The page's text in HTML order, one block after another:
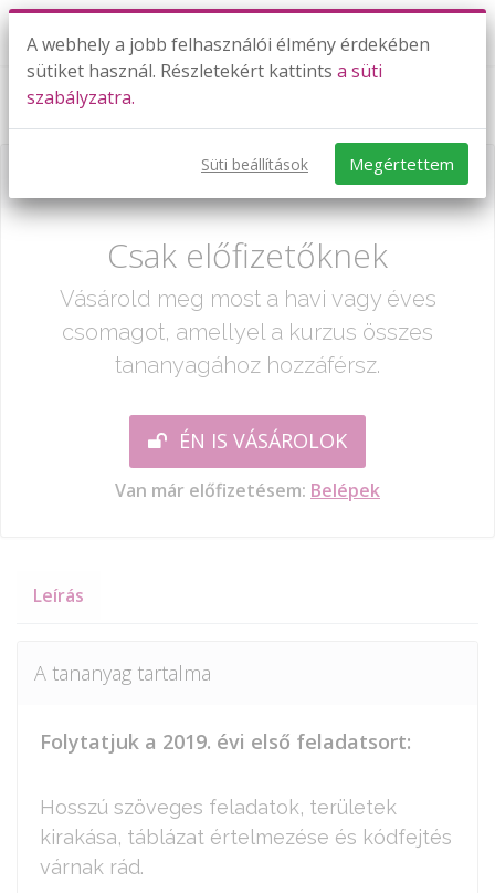
Már csak egy lépés:
Csak előfizetőknek
Vásárold meg most a havi vagy éves
csomagot, amellyel a kurzus összes
tananyagához hozzáférsz.
ÉN IS VÁSÁROLOK
Van már előfizetésem: Belépek
Leírás
A tananyag tartalma
Folytatjuk a 2019. évi első feladatsort:
Hosszú szöveges feladatok, területek
kirakása, táblázat értelmezése és kódfejtés
várnak rád.
A webhely a jobb felhasználói élmény érdekében
sütiket használ. Részletekért kattints a süti
szabályzatra.
Süti beállítások Megértettem